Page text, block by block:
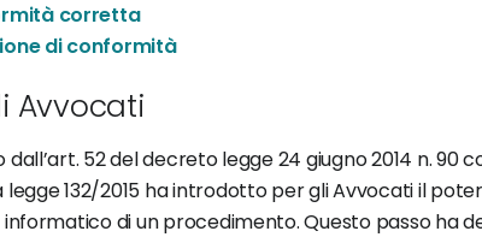
corretta
di conformità
Avvocati
dall’art. 52 del decreto legge 24 giugno 2014 n. 90
legge 132/2015 ha introdotto per gli Avvocati il
di un procedimento. Questo passo ha